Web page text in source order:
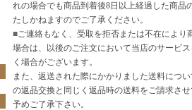
れの場合でも商品到着後8日以上経過した商品
たしかねますのでご了承ください。
■ご連絡もなく、受取を拒否または不在により
場合は、以後のご注文において当店のサービ
く場合がございます。
また、返送された際にかかりました送料につ
の返品交換と同じく返品時の送料をご請求さ
予めご了承下さい。